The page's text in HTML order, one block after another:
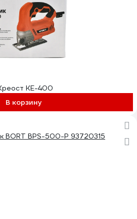
KE-400
В корзину